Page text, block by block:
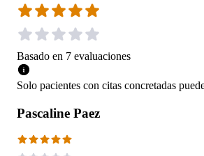
Basado en 7 evaluaciones
Solo pacientes con citas concretadas
Pascaline Paez